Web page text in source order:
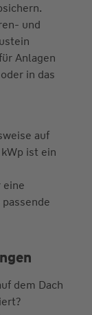
und
Anlagen
in das
auf
ist ein
eine
dem Dach